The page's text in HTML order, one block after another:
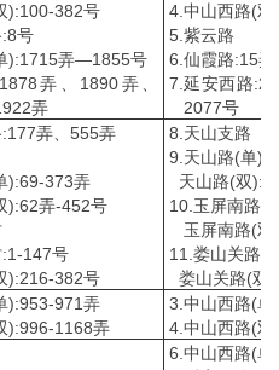
):100-382号
号
):1715弄—1855号
弄、1890弄、
弄
4.中山西路(
5.紫云路
6.仙霞路:15
7.延安西路
2077号
弄、555弄
):69-373弄
):62弄-452号
147号
):216-382号
8.天山支路
9.天山路(单
天山路(双
10.玉屏南路(
玉屏南路(
11.娄山关路(
娄山关路(双
):953-971弄
):996-1168弄
3.中山西路(
4.中山西路(
6.中山西路(